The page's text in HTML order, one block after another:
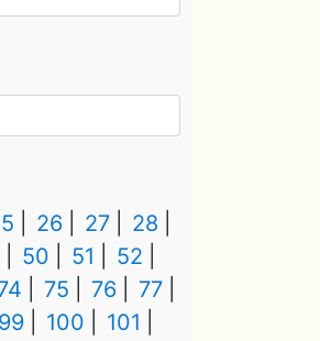
26 27
28
50 51
52
75 76
77
99 100
101